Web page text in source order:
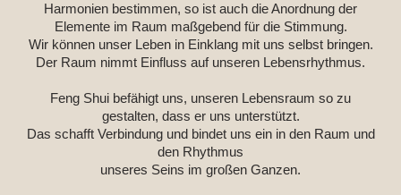
Harmonien bestimmen, so ist auch die Anordnung der
Elemente im Raum maßgebend für die Stimmung.
Wir können unser Leben in Einklang mit uns selbst bringen.
Der Raum nimmt Einfluss auf unseren Lebensrhythmus.
Feng Shui befähigt uns, unseren Lebensraum so zu
gestalten, dass er uns unterstützt.
Das schafft Verbindung und bindet uns ein in den Raum und
den Rhythmus
unseres Seins im großen Ganzen.